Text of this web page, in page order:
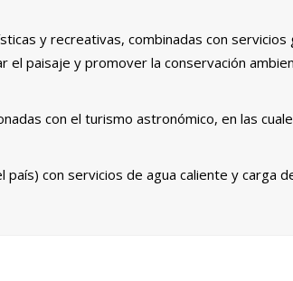
y recreativas, combinadas con
paisaje y promover la conservación
con el turismo astronómico, en las
con servicios de agua caliente y carga